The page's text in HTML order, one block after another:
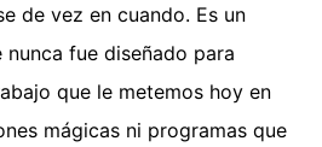
de vez en cuando. Es un
fue diseñado para
que le metemos hoy en
mágicas ni programas que